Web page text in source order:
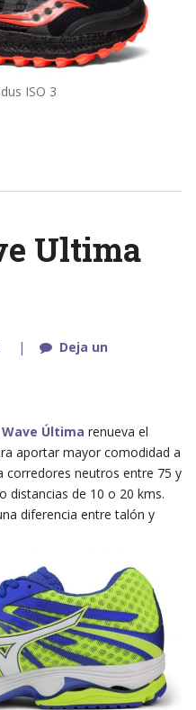
ISO 3
Ultima
Deja un
Última renueva el
aportar mayor comodidad a
corredores neutros entre 75 y
distancias de 10 o 20 kms.
diferencia entre talón y